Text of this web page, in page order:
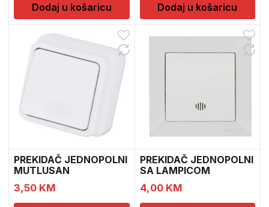
Dodaj u košaricu Dodaj u košaricu
PREKIDAČ JEDNOPOLNI
MUTLUSAN
3,50 KM
PREKIDAČ JEDNOPOLNI
SA LAMPICOM
MUTLUSAN
4,00 KM